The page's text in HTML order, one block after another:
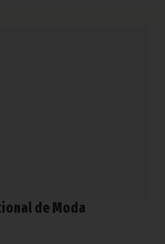
de Moda